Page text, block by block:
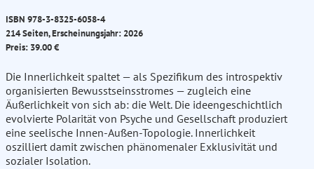
ISBN 978-3-8325-6058-4
214 Seiten, Erscheinungsjahr: 2026
Preis: 39.00 €
Die Innerlichkeit spaltet — als Spezifikum des introspektiv
organisierten Bewusstseinsstromes — zugleich eine
Äußerlichkeit von sich ab: die Welt. Die ideengeschichtlich
evolvierte Polarität von Psyche und Gesellschaft produziert
eine seelische Innen-Außen-Topologie. Innerlichkeit
oszilliert damit zwischen phänomenaler Exklusivität und
sozialer Isolation.